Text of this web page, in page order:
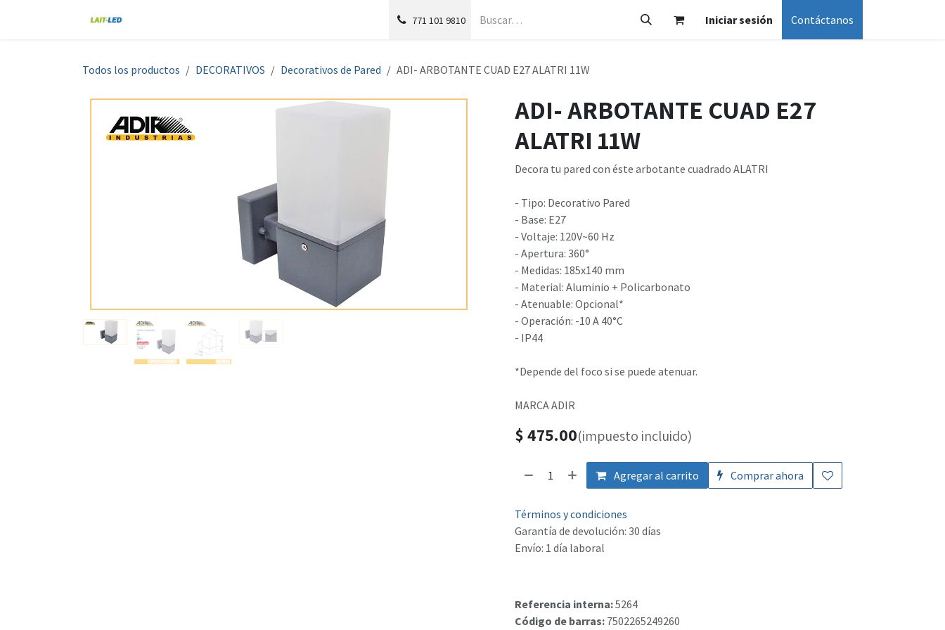
771 101 9810 Iniciar sesión Contáctanos
Todos los productos DECORATIVOS Decorativos de Pared ADI- ARBOTANTE CUAD E27 ALATRI 11W
ADI- ARBOTANTE CUAD E27
ALATRI 11W
Decora tu pared con éste arbotante cuadrado ALATRI
- Tipo: Decorativo Pared
- Base: E27
- Voltaje: 120V~60 Hz
- Apertura: 360°
- Medidas: 185x140 mm
- Material: Aluminio + Policarbonato
- Atenuable: Opcional*
- Operación: -10 A 40°C
- IP44
*Depende del foco si se puede atenuar.
MARCA ADIR
$475.00(impuesto incluido)
Agregar al carrito Comprar ahora
Términos y condiciones
Garantía de devolución: 30 días
Envío: 1 día laboral
Referencia interna:5264
Código de barras: 7502265249260